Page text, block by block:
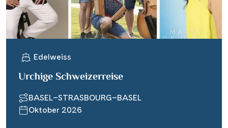
Edelweiss
Urchige Schweizerreise
BASEL–STRASBOURG–BASEL
Oktober 2026